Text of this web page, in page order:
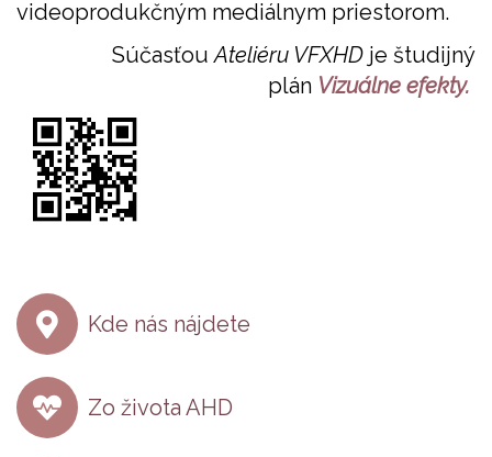
videoprodukčným mediálnym priestorom.
SúčasťouAteliéru VFXHD je študijný
plán Vizuálne efekty.
Front
menu Kde nás nájdete
Zo života AHD